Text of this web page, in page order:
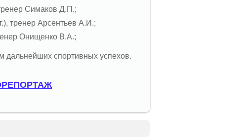
Симаков Д.П.;
тренер Арсентьев А.И.;
Онищенко В.А.;
дальнейших спортивных успехов.